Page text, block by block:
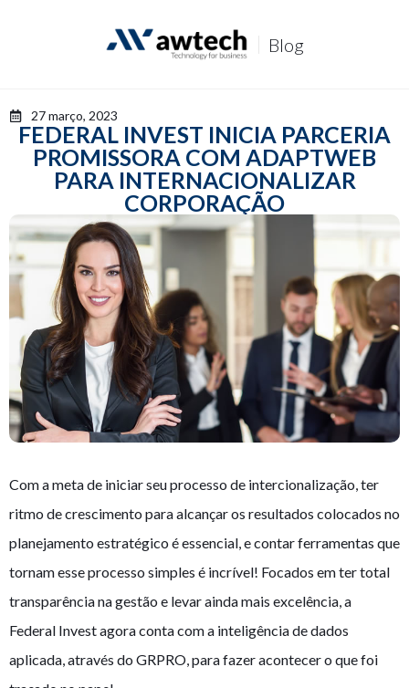
a
r
n
t
e
ú
d
o
Blog
27 março, 2023
FEDERAL INVEST INICIA PARCERIA
PROMISSORA COM ADAPTWEB
PARA INTERNACIONALIZAR
CORPORAÇÃO
Com a meta de iniciar seu processo de intercionalização, ter
ritmo de crescimento para alcançar os resultados colocados no
planejamento estratégico é essencial, e contar ferramentas que
tornam esse processo simples é incrível! Focados em ter total
transparência na gestão e levar ainda mais excelência, a
Federal Invest agora conta com a inteligência de dados
aplicada, através do GRPRO, para fazer acontecer o que foi